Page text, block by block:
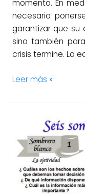
momento. En
necesario
garantizar que su
sino también
crisis termine. La
Leer más »
toma
de
decisiones